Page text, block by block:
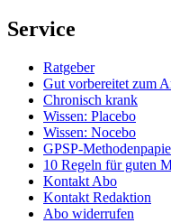
Service
Ratgeber
Gut vorbereitet zum
Chronisch krank
Wissen: Placebo
Wissen: Nocebo
GPSP-
10 Regeln für guten
Kontakt Abo
Kontakt Redaktion
Abo widerrufen